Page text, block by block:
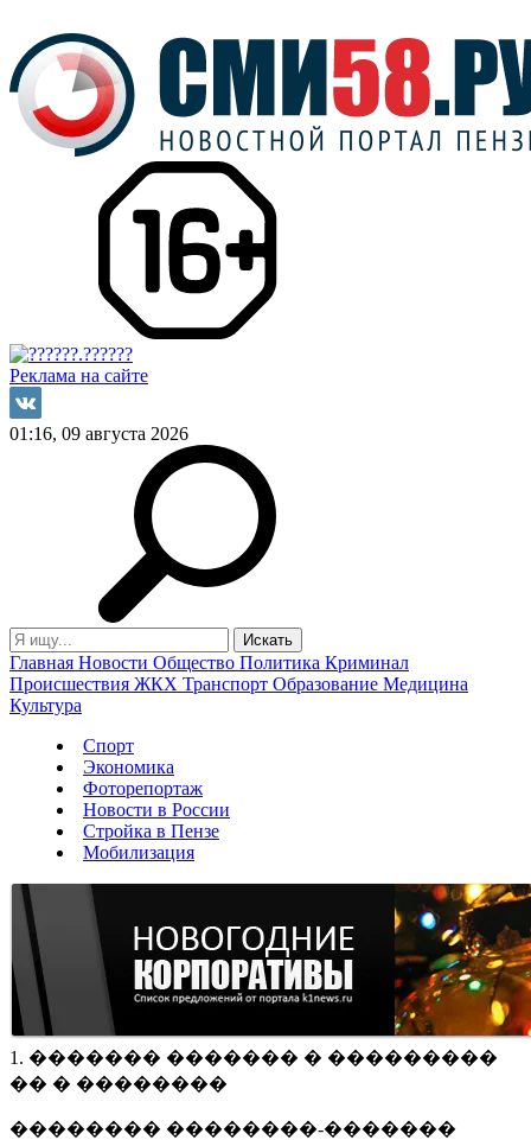
Реклама на сайте
01:16, 09 августа 2026
Главная Новости Общество Политика Криминал
Происшествия ЖКХ Транспорт Образование Медицина
Культура
Спорт
Экономика
Фоторепортаж
Новости в России
Стройка в Пензе
Мобилизация
1. ������� ������� � ���������
�� � ��������
�������� ��������-�������